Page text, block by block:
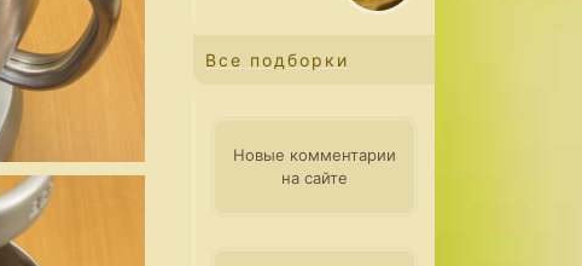
Все подборки
Новые комментарии
на сайте